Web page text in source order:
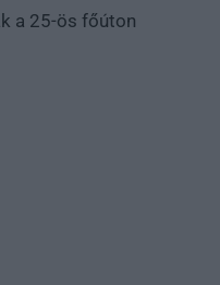
a 25-ös főúton